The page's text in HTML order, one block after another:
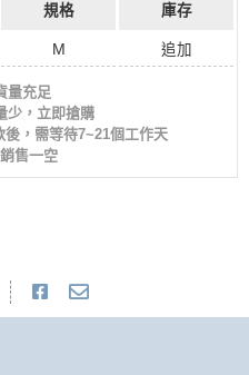
規格 庫存
M 追加
量充足
少，立即搶購
，需等待7~21個工作天
售一空